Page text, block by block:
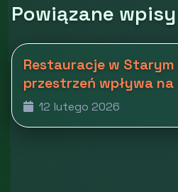
Powiązane wpisy
Restauracje w
przestrzeń wpływa
12 lutego 2026